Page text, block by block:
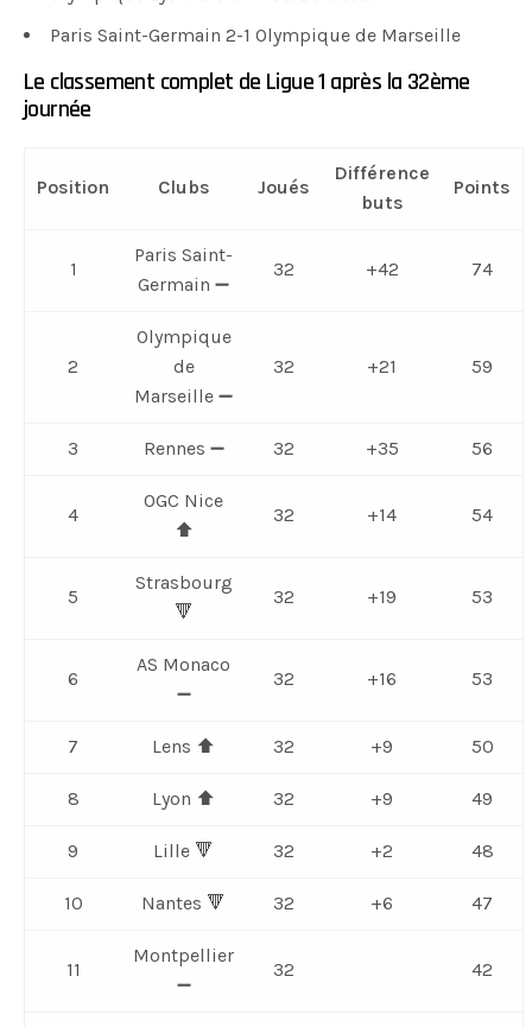
Paris Saint-Germain 2-1 Olympique de Marseille
Le classement complet de Ligue 1 après la 32ème
journée
Position Clubs Joués
Différence
buts
Points
1
Paris Saint-
Germain ➖
32 +42 74
2
Olympique
de
Marseille ➖
32 +21 59
3 Rennes ➖ 32 +35 56
4
OGC Nice
⬆️
32 +14 54
5
Strasbourg
🔻
32 +19 53
6
AS Monaco
➖
32 +16 53
7 Lens ⬆️ 32 +9 50
8 Lyon ⬆️ 32 +9 49
9 Lille 🔻 32 +2 48
10 Nantes 🔻 32 +6 47
11
Montpellier
➖
32 42